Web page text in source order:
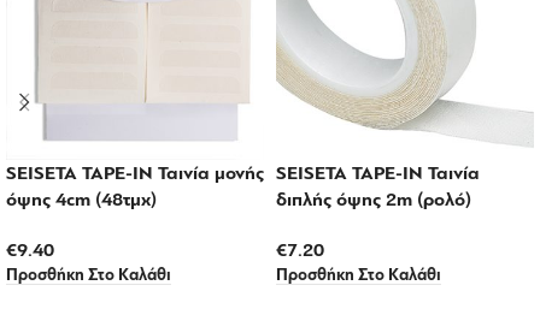
SEISETA TAPE-IN Ταινία μονής
όψης 4cm (48τμχ)
€9.40
Προσθήκη Στο Καλάθι
SEISETA TAPE-IN Ταινία
διπλής όψης 2m (ρολό)
€7.20
Προσθήκη Στο Καλάθι